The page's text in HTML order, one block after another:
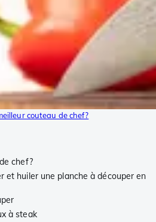
chef?
et huiler une planche à découper en
à steak
couteau de chef?